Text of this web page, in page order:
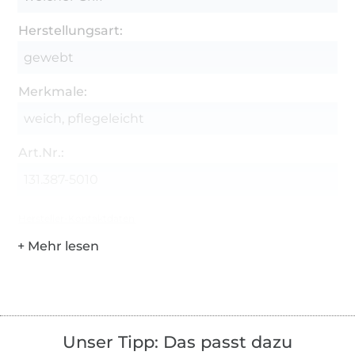
Herstellungsart:
gewebt
Merkmale:
weich, pflegeleicht
Art.Nr.:
Unser Tipp: Das passt dazu